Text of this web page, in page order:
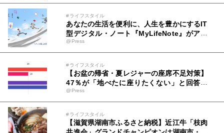
#ライフスタイル
あなたの生活を便利に、人生を豊かにするIT
型デジタル・ノート『MyLifeNote』がアイ
デア募集 優秀賞100名に1年間無償試用
@Press
#ライフスタイル
【お盆の帰省・夏レジャーの座席不足対策】
47％が「地べたに座りたくない」と回答
『伸縮式スツール』まとめ買いキャンペーン
を8/6開始
@Press
#ライフスタイル
【滋賀県湖南市ふるさと納税】近江牛「枝肉